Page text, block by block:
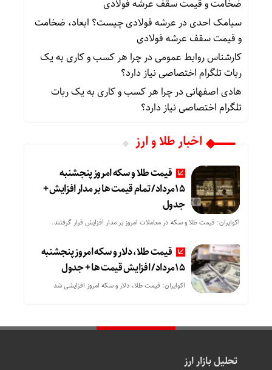
ضخامت و قیمت سقف عرشه فولادی
سیامک احدیدر عرشه فولادی چیست؟ ابعاد، ضخامت
و قیمت سقف عرشه فولادی
کارشناس روابط عمومیدرچرا هر کسب‌ و کاری به یک
ربات تلگرام اختصاصی نیاز دارد؟
هادی اصفهانیدرچرا هر کسب‌ و کاری به یک ربات
تلگرام اختصاصی نیاز دارد؟
اخبار طلا و ارز
قیمت طلا و سکه امروز پنجشنبه
15مرداد/ تمام قیمت ها بر مدار افزایش +
جدول
اکوایران: قیمت طلا و سکه در معاملات امروز بر مدار افزایش قرار گرفتند.
قیمت طلا، دلار و سکه امروز پنجشنبه
15مرداد/ افزایش قیمت ها + جدول
اکوایران: قیمت طلا، دلار و سکه امروز افزایشی شد
تحلیل بازار ارز